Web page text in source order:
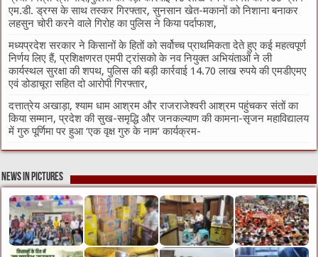
एम.डी. ड्रग्स के साथ तस्कर गिरफ्तार, सुनसान खेत-मकानों को निशाना बनाकर
लहसुन चोरी करने वाले गिरोह का पुलिस ने किया पर्दाफाश,
मध्यप्रदेश सरकार ने किसानों के हितों को सर्वोच्च प्राथमिकता देते हुए कई महत्वपूर्ण
निर्णय लिए हैं, प्रशिक्षणरत एमपी ट्रांसको के नव नियुक्त अभियंताओं ने ली
कार्यस्थल सुरक्षा की शपथ, पुलिस की बड़ी कार्रवाई 14.70 लाख रुपये की एमडीएमए
एवं डोडाचूरा सहित दो आरोपी गिरफ्तार,
दत्तात्रेय अखाड़ा, श्याम धाम आश्रम और राजराजेश्वरी आश्रम पहुंचकर संतों का
किया सम्मान, प्रदेश की सुख-समृद्धि और जनकल्याण की कामना-सृजन महाविद्यालय
में गुरु पूर्णिमा पर हुआ ‘एक वृक्ष गुरु के नाम’ कार्यक्रम-
News in Pictures